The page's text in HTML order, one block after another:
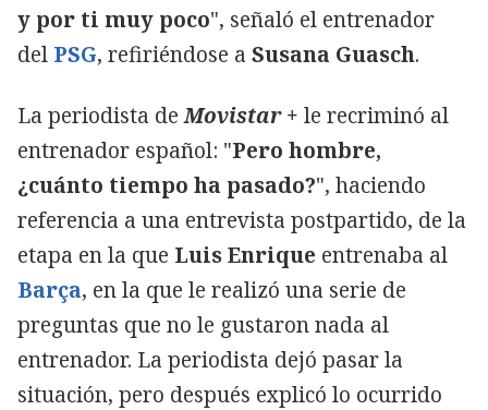
y por ti muy poco", señaló el entrenador
del PSG, refiriéndose a Susana Guasch.
La periodista deMovistar + le recriminó al
entrenador español: "Pero hombre,
¿cuánto tiempo ha pasado?", haciendo
referencia a una entrevista postpartido, de la
etapa en la que Luis Enrique entrenaba al
Barça, en la que le realizó una serie de
preguntas que no le gustaron nada al
entrenador. La periodista dejó pasar la
situación, pero después explicó lo ocurrido